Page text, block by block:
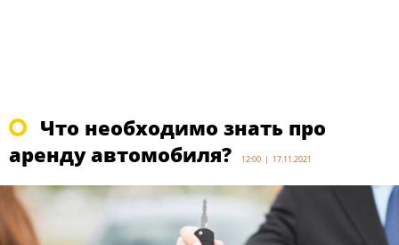
Что необходимо знать про
аренду автомобиля?
12:00 | 17.11.2021